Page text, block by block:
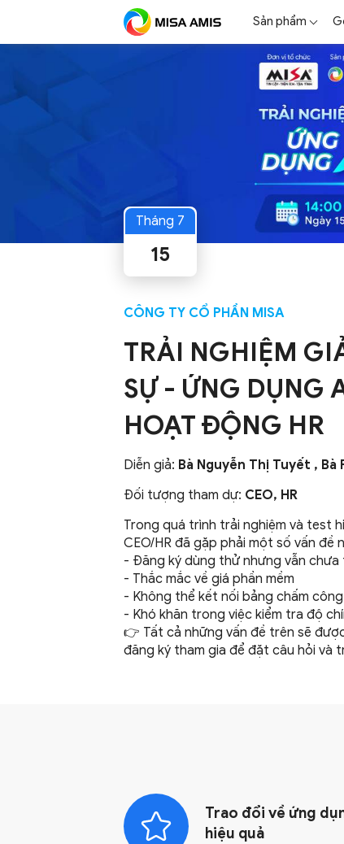
Sản phẩm
Tháng 7
15
CÔNG TY CỔ PHẦN MISA
TRẢI NGHIỆM
SỰ - ỨNG DỤNG
HOẠT ĐỘNG HR
Diễn giả: Bà Nguyễn Thị Tuyết , Bà
Đối tượng tham dự: CEO, HR
Trong quá trình trải nghiệm và test
CEO/HR đã gặp phải một số vấn đề
- Đăng ký dùng thử nhưng vẫn
- Thắc mắc về giá phần mềm
- Không thể kết nối bảng chấm
- Khó khăn trong việc kiểm tra độ
👉 Tất cả những vấn đề trên sẽ
đăng ký tham gia để đặt câu hỏi và
Trao đổi về ứng
hiệu quả